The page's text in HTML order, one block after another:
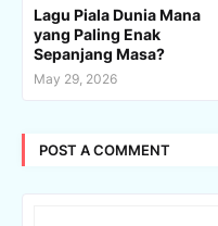
Lagu Piala Dunia Mana
yang Paling Enak
Sepanjang Masa?
May 29, 2026
POST A COMMENT